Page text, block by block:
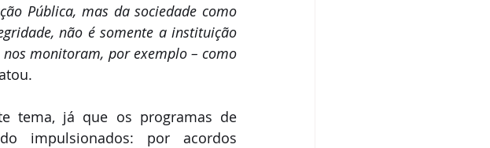
Pública, mas da sociedade como
não é somente a instituição
monitoram, por exemplo – como
tema, já que os programas de
impulsionados: por acordos